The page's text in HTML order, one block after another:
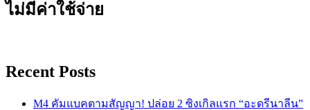
ไม่มีค่าใช้จ่าย
Recent Posts
M4 คัมแบคตามสัญญา! ปล่อย 2 ซิงเกิลแรก “อะดรีนาลีน”